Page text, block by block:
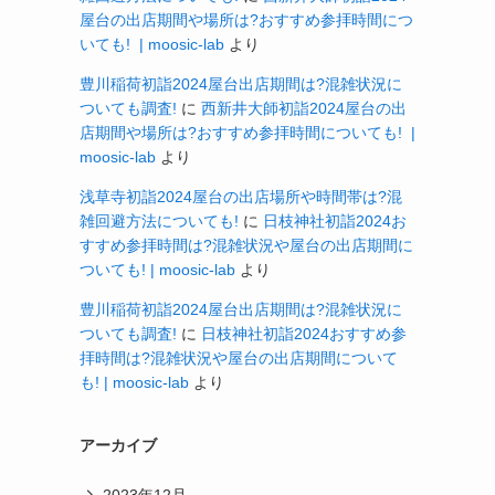
屋台の出店期間や場所は?おすすめ参拝時間につ
いても! | moosic-lab より
豊川稲荷初詣2024屋台出店期間は?混雑状況に
ついても調査! に 西新井大師初詣2024屋台の出
店期間や場所は?おすすめ参拝時間についても! |
moosic-lab より
浅草寺初詣2024屋台の出店場所や時間帯は?混
雑回避方法についても! に 日枝神社初詣2024お
すすめ参拝時間は?混雑状況や屋台の出店期間に
ついても! | moosic-lab より
豊川稲荷初詣2024屋台出店期間は?混雑状況に
ついても調査! に 日枝神社初詣2024おすすめ参
拝時間は?混雑状況や屋台の出店期間について
も! | moosic-lab より
アーカイブ